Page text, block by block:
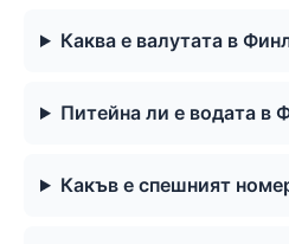
Каква е валутата в
Питейна ли е водата в
Какъв е спешният